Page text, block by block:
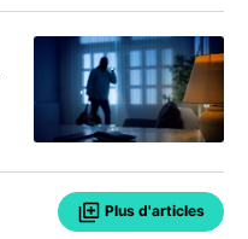
Plus d'articles